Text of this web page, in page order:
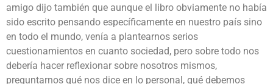
amigo dijo también que aunque el libro obviamente no había
sido escrito pensando específicamente en nuestro país sino
en todo el mundo, venía a plantearnos serios
cuestionamientos en cuanto sociedad, pero sobre todo nos
debería hacer reflexionar sobre nosotros mismos,
preguntarnos qué nos dice en lo personal, qué debemos